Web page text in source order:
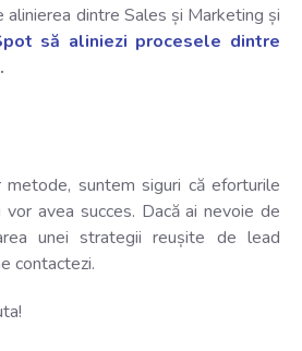
dintre Sales și Marketing și
să aliniezi procesele dintre
.
suntem siguri că eforturile
avea succes. Dacă ai nevoie de
unei strategii reușite de lead
contactezi.